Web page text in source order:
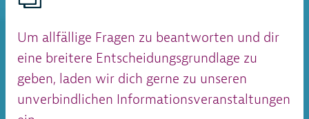
Um allfällige Fragen zu beantworten und dir
eine breitere Entscheidungsgrundlage zu
geben, laden wir dich gerne zu unseren
unverbindlichen Informationsveranstaltungen